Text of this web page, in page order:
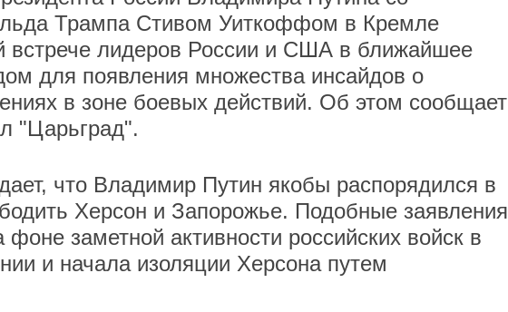
Трампа Стивом Уиткоффом в Кремле
встрече лидеров России и США в ближайшее
для появления множества инсайдов о
в зоне боевых действий. Об этом сообщает
"Царьград".
что Владимир Путин якобы распорядился в
Херсон и Запорожье. Подобные заявления
заметной активности российских войск в
и начала изоляции Херсона путем